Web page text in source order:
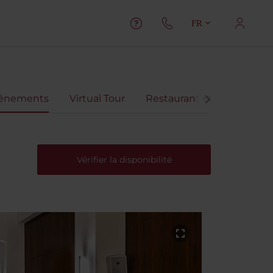
FR
Virtual Tour Restaurant et Bars
Vérifier la disponibilité